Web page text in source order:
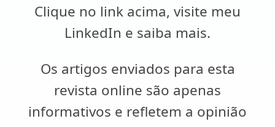
Clique no link acima, visite meu
LinkedIn e saiba mais.
Os artigos enviados para esta
revista online são apenas
informativos e refletem a opinião